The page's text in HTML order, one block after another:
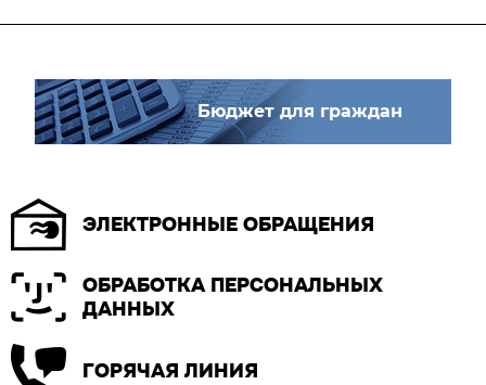
Бюджет для граждан
ЭЛЕКТРОННЫЕ ОБРАЩЕНИЯ
ОБРАБОТКА ПЕРСОНАЛЬНЫХ
ДАННЫХ
ГОРЯЧАЯ ЛИНИЯ